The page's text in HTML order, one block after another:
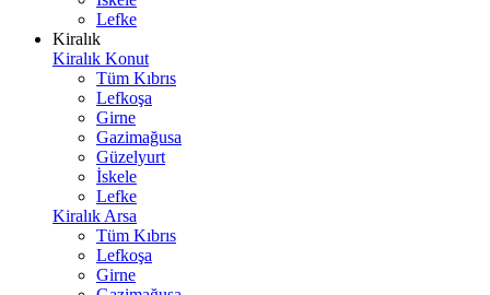
Lefke
Kiralık
Kiralık Konut
Tüm Kıbrıs
Lefkoşa
Girne
Gazimağusa
Güzelyurt
İskele
Lefke
Kiralık Arsa
Tüm Kıbrıs
Lefkoşa
Girne